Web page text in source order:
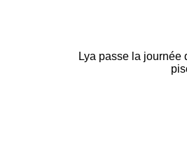
Lya passe la journée